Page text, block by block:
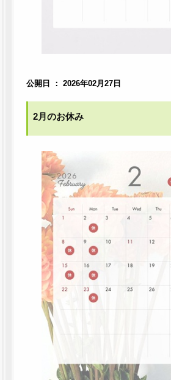
公開日 ： 2026年02月27日
2月のお休み